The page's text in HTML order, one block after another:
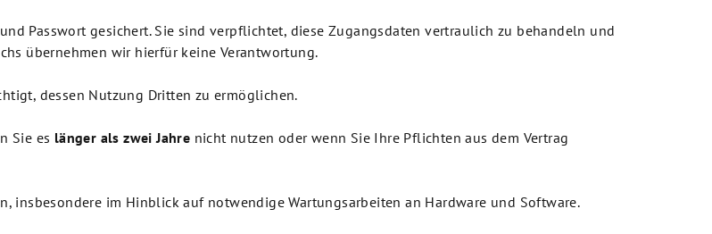
Passwort gesichert. Sie sind verpflichtet, diese Zugangsdaten vertraulich zu behandeln und
übernehmen wir hierfür keine Verantwortung.
dessen Nutzung Dritten zu ermöglichen.
Sie es länger als zwei Jahre nicht nutzen oder wenn Sie Ihre Pflichten aus dem Vertrag
insbesondere im Hinblick auf notwendige Wartungsarbeiten an Hardware und Software.